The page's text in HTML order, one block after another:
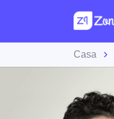
Casa